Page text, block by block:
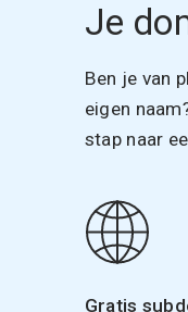
Je
Ben je van
eigen
stap naar
Gratis